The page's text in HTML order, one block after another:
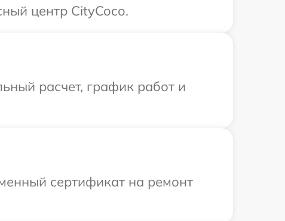
центр CityCoco.
расчет, график работ и
сертификат на ремонт